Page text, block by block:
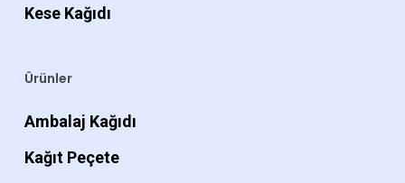
Kese Kağıdı
Ürünler
Ambalaj Kağıdı
Kağıt Peçete